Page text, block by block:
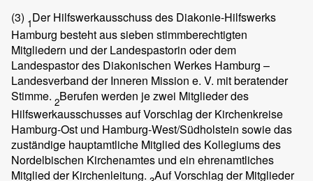
(3) 1Der Hilfswerkausschuss des Diakonie-Hilfswerks
Hamburg besteht aus sieben stimmberechtigten
Mitgliedern und der Landespastorin oder dem
Landespastor des Diakonischen Werkes Hamburg –
Landesverband der Inneren Mission e. V. mit beratender
Stimme. 2Berufen werden je zwei Mitglieder des
Hilfswerkausschusses auf Vorschlag der Kirchenkreise
Hamburg-Ost und Hamburg-West/Südholstein sowie das
zuständige hauptamtliche Mitglied des Kollegiums des
Nordelbischen Kirchenamtes und ein ehrenamtliches
Mitglied der Kirchenleitung. Auf Vorschlag der Mitglieder